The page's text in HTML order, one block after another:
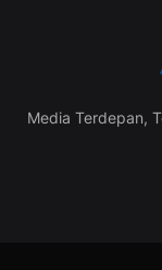
Media Terdepan,